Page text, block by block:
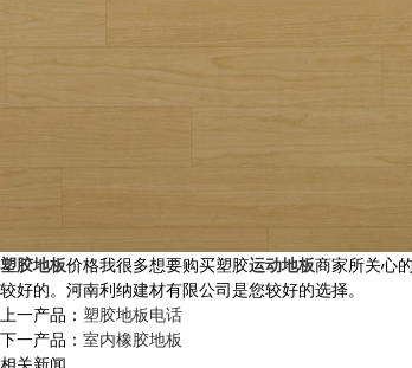
塑胶地板价格我很多想要购买塑胶运动地板商家所关心
较好的。河南利纳建材有限公司是您较好的选择。
上一产品： 塑胶地板电话
下一产品： 室内橡胶地板